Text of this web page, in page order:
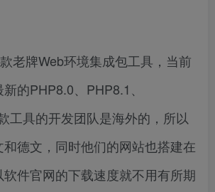
老牌Web环境集成包工具，当前
的PHP8.0、PHP8.1、
工具的开发团队是海外的，所以
德文，同时他们的网站也搭建在
件官网的下载速度就不用有所期